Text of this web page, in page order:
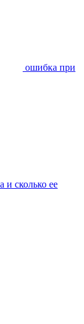
ошибка при
и сколько ее